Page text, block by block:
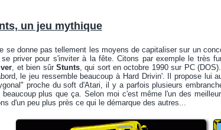
un jeu mythique
se donne pas tellement les moyens de capitaliser sur un
priver pour s'inviter à la fête. Citons par exemple le très
, et bien sûr Stunts, qui sort en octobre 1990 sur PC
le jeu ressemble beaucoup à Hard Drivin'. Il propose
proche du soft d'Atari, il y a parfois plusieurs
plus que ça. Selon moi c'est même l'un des
d'un peu plus près ce qui le démarque des autres...